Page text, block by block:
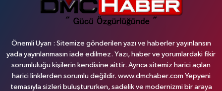
Önemli Uyarı : Sitemize gönderilen yazı ve haberler yayınlansın
yada yayınlanmasın iade edilmez. Yazı, haber ve yorumlardaki fikir
sorumluluğu kişilerin kendisine aittir. Ayrıca sitemiz harici açılan
harici linklerden sorumlu değildir. www.dmchaber.com Yepyeni
temasıyla sizleri buluştururken, sadelik ve modernizmi bir araya